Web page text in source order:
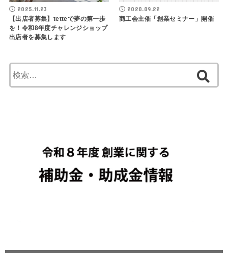
2025.11.23
【出店者募集】tetteで夢の第一歩
を！令和8年度チャレンジショップ
出店者を募集します
2020.09.22
商工会主催「創業セミナー」開催
索: